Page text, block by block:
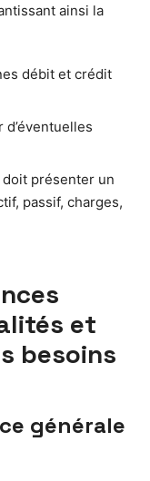
ainsi la
débit et crédit
présenter un
passif, charges,
et
besoins
générale